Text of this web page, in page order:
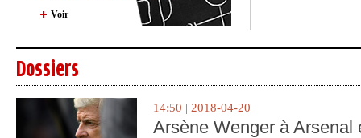
Voir
Dossiers
14:50 | 2018-04-20
Arsène Wenger à Arsenal